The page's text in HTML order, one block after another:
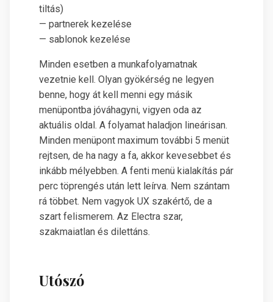
tiltás)
— partnerek kezelése
— sablonok kezelése
Minden esetben a munkafolyamatnak
vezetnie kell. Olyan gyökérség ne legyen
benne, hogy át kell menni egy másik
menüpontba jóváhagyni, vigyen oda az
aktuális oldal. A folyamat haladjon lineárisan.
Minden menüpont maximum további 5 menüt
rejtsen, de ha nagy a fa, akkor kevesebbet és
inkább mélyebben. A fenti menü kialakítás pár
perc töprengés után lett leírva. Nem szántam
rá többet. Nem vagyok UX szakértő, de a
szart felismerem. Az Electra szar,
szakmaiatlan és dilettáns.
Utószó